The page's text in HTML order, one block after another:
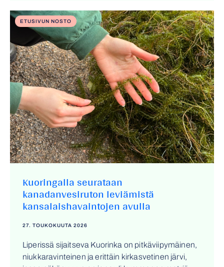
ETUSIVUN NOSTO
Kuoringalla seurataan
kanadanvesiruton leviämistä
kansalaishavaintojen avulla
27. TOUKOKUUTA 2026
Liperissä sijaitseva Kuorinka on pitkäviipymäinen,
niukkaravinteinen ja erittäin kirkasvetinen järvi,